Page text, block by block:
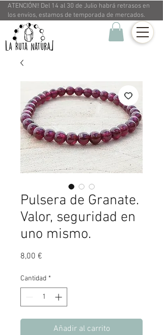
ATENCIÓN!! Del 14 al 30 de Julio habrá retrasos en
los envíos, estamos de temporada de mercados.
Pulsera de Granate.
Valor, seguridad en
uno mismo.
8,00 €
Cantidad *
Añadir al carrito